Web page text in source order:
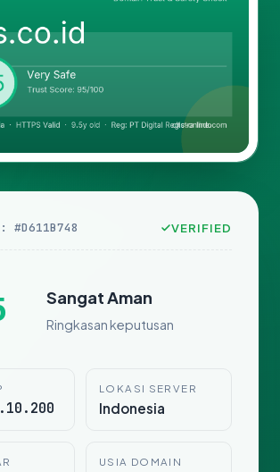
#D611B748 VERIFIED
Sangat Aman
Ringkasan keputusan
LOKASI SERVER
Indonesia
USIA DOMAIN